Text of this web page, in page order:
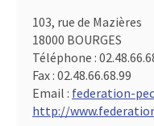
103, rue de Mazières
18000 BOURGES
Téléphone :
Fax : 02.48.66.68.99
Email : federation-
http://